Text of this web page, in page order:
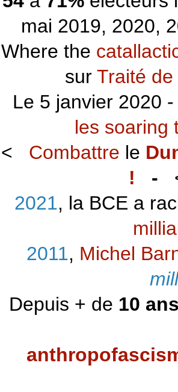
mai 2019, 2020,
Where the
sur Traité
Le 5 janvier 2020
les soaring
< Combattre le
! -
2021, la BCE a
2011, Michel
Depuis + de 10 ans